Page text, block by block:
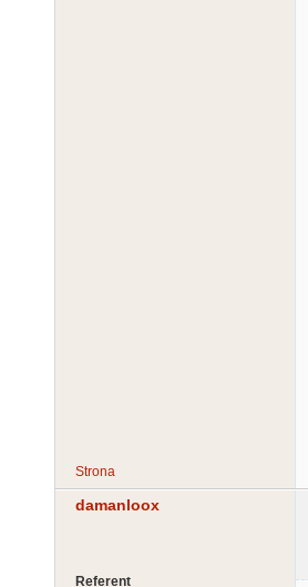
Strona
damanloox
Referent